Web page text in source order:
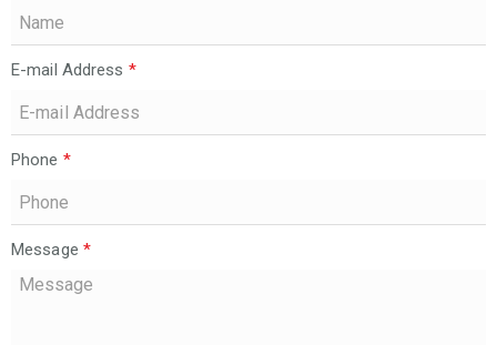
E-mail Address *
Phone *
Message *